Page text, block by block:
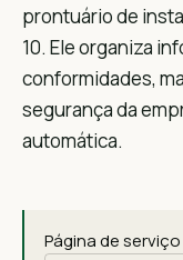
prontuário de
10. Ele organiza
conformidades,
segurança da
automática.
Página de